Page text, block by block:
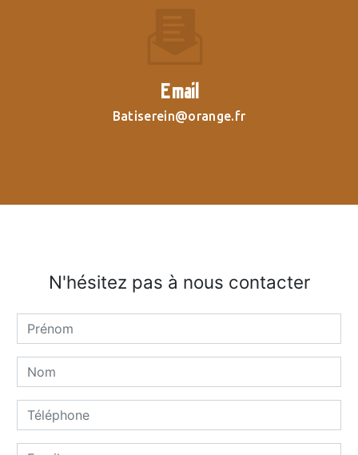
Email
batiserein@orange.fr
N'hésitez pas à nous contacter